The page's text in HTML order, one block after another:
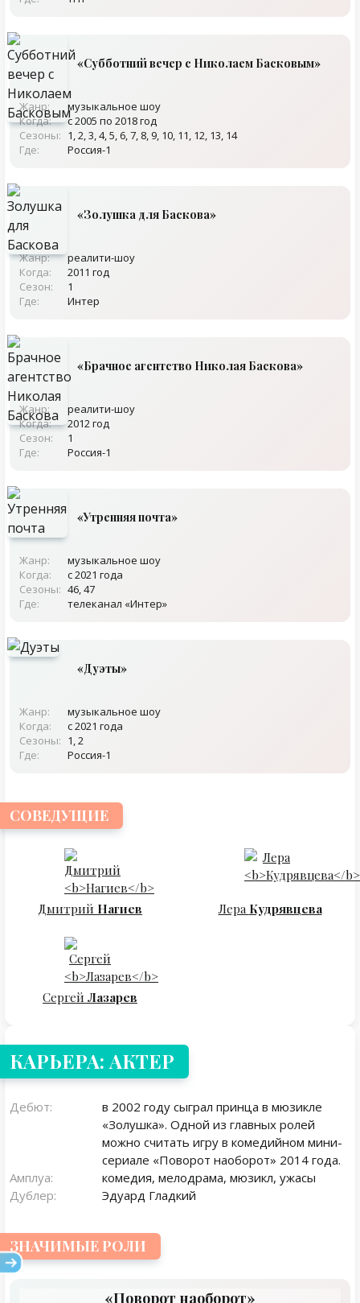
КАРЬЕРА: АКТЕР
Дебют:
в 2002 году сыграл принца в мюзикле
«Золушка». Одной из главных ролей
можно считать игру в комедийном мини-
сериале «Поворот наоборот» 2014 года.
Амплуа:
комедия, мелодрама, мюзикл, ужасы
Дублер:
Эдуард Гладкий
ЗНАЧИМЫЕ РОЛИ
«Поворот наоборот»
«Субботний вечер с Николаем Басковым»
Жанр:
музыкальное шоу
Когда:
с 2005 по 2018 год
Сезоны: 1, 2, 3, 4, 5, 6, 7, 8, 9, 10, 11, 12, 13, 14
Где:
Россия-1
«Золушка для Баскова»
Жанр:
реалити-шоу
Когда:
2011 год
Сезон:
1
Где:
Интер
«Брачное агентство Николая Баскова»
Жанр:
реалити-шоу
Когда:
2012 год
Сезон:
1
Где:
Россия-1
«Утренняя почта»
Жанр:
музыкальное шоу
Когда:
с 2021 года
Сезоны: 46, 47
Где:
телеканал «Интер»
«Дуэты»
Жанр:
музыкальное шоу
Когда:
с 2021 года
Сезоны: 1, 2
Где:
Россия-1
СОВЕДУЩИЕ
Дмитрий Нагиев Лера Кудрявцева
Сергей Лазарев